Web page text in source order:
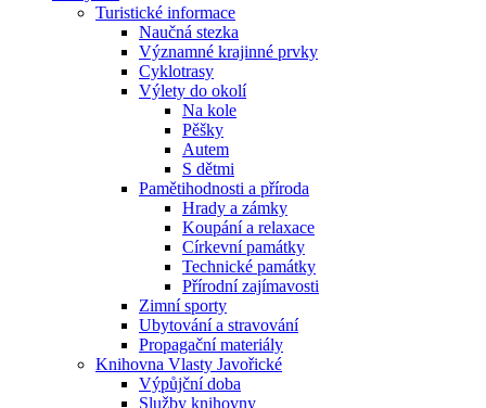
Turistické informace
Naučná stezka
Významné krajinné prvky
Cyklotrasy
Výlety do okolí
Na kole
Pěšky
Autem
S dětmi
Pamětihodnosti a příroda
Hrady a zámky
Koupání a relaxace
Církevní památky
Technické památky
Přírodní zajímavosti
Zimní sporty
Ubytování a stravování
Propagační materiály
Knihovna Vlasty Javořické
Výpůjční doba
Služby knihovny